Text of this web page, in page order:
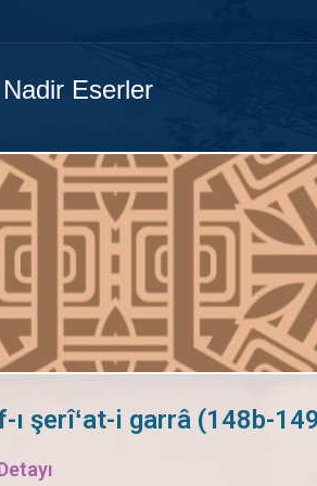
Eserler
ı şerîʻat-i garrâ (148b-